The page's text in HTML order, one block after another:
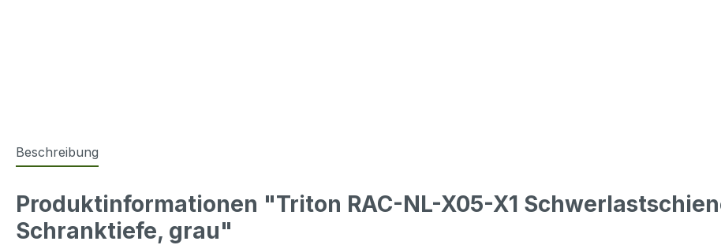
Beschreibung
Produktinformationen "Triton RAC-NL-X05-X1
Schranktiefe, grau"